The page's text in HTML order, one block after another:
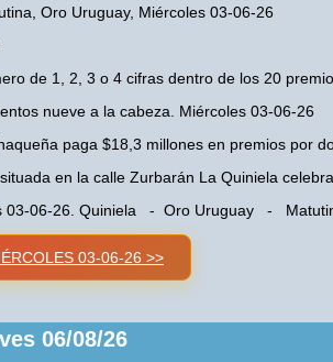
Oro Uruguay, Miércoles 03-06-26
de 1, 2, 3 o 4 cifras dentro de los 20
nueve a la cabeza. Miércoles 03-06-26
paga $18,3 millones en premios por
en la calle Zurbarán La Quiniela
03-06-26. Quiniela - Oro Uruguay -
03-06-26 >>
06/08/26